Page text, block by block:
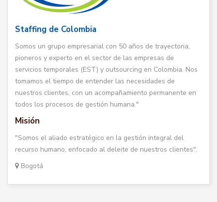
Staffing de Colombia
Somos un grupo empresarial con 50 años de trayectoria,
pioneros y experto en el sector de las empresas de
servicios temporales (EST) y outsourcing en Colombia. Nos
tomamos el tiempo de entender las necesidades de
nuestros clientes, con un acompañamiento permanente en
todos los procesos de gestión humana."
Misión
"Somos el aliado estratégico en la gestión integral del
recurso humano, enfocado al deleite de nuestros clientes".
Bogotá